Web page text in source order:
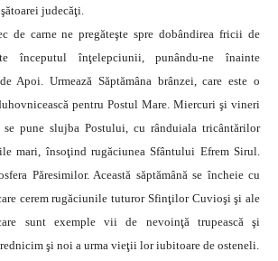
judecăţi.
de carne ne pregăteşte spre dobândirea fricii de
începutul înţelepciunii, punându-ne înainte
Apoi. Urmează Săptămâna brânzei, care este o
pentru Postul Mare. Miercuri şi vineri
se pune slujba Postului, cu rânduiala tricântărilor
mari, însoţind rugăciunea Sfântului Efrem Sirul.
Păresimilor. Această săptămână se încheie cu
cerem rugăciunile tuturor Sfinţilor Cuvioşi şi ale
sunt exemple vii de nevoinţă trupească şi
şi noi a urma vieţii lor iubitoare de osteneli.